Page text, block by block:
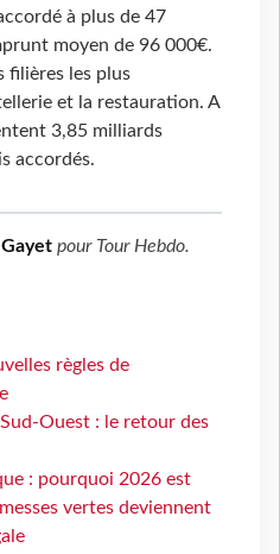
à plus de 47
moyen de 96 000€.
filières les plus
et la restauration. A
3,85 milliards
accordés.
pour Tour Hebdo.
règles de
Ouest : le retour des
: pourquoi 2026 est
vertes deviennent